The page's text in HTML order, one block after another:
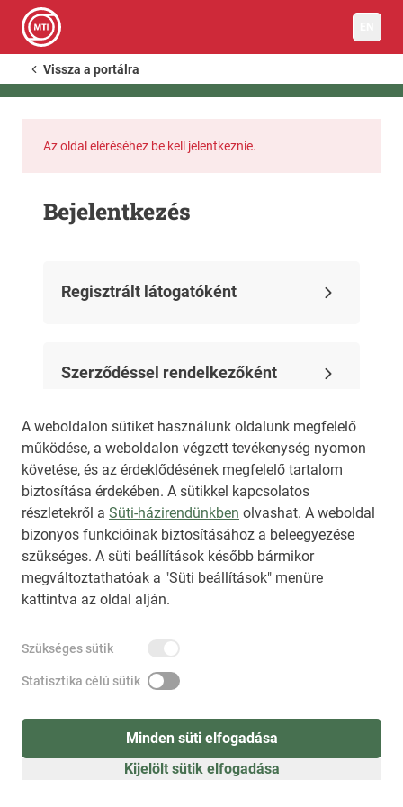
A weboldalon sütiket használunk oldalunk megfelelő
működése, a weboldalon végzett tevékenység nyomon
követése, és az érdeklődésének megfelelő tartalom
biztosítása érdekében. A sütikkel kapcsolatos
részletekről a Süti-házirendünkben olvashat. A weboldal
bizonyos funkcióinak biztosításához a beleegyezése
szükséges. A süti beállítások később bármikor
megváltoztathatóak a "Süti beállítások" menüre
kattintva az oldal alján.
Szükséges sütik
Statisztika célú sütik
Minden süti elfogadása
Kijelölt sütik elfogadása
Vissza a portálra
Az oldal eléréséhez be kell jelentkeznie.
Bejelentkezés
Regisztrált látogatóként
Szerződéssel rendelkezőként
Regisztráció(látogatóként)